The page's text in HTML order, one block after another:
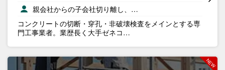
親会社からの子会社切り離し、…
コンクリートの切断・穿孔・非破壊検査をメインとする専
門工事業者。業歴長く大手ゼネコ…